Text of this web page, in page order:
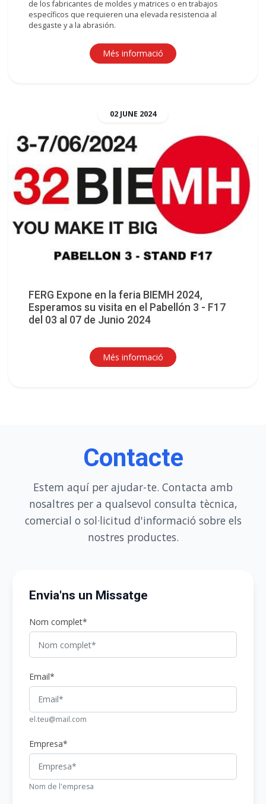
de los fabricantes de moldes y matrices o en trabajos
específicos que requieren una elevada resistencia al
desgaste y a la abrasión.
Més informació
02 JUNE 2024
FERG Expone en la feria BIEMH 2024,
Esperamos su visita en el Pabellón 3 - F17
del 03 al 07 de Junio 2024
Més informació
Contacte
Estem aquí per ajudar-te. Contacta amb
nosaltres per a qualsevol consulta tècnica,
comercial o sol·licitud d'informació sobre els
nostres productes.
Envia'ns un Missatge
Nom complet*
Email*
el.teu@mail.com
Empresa*
Nom de l'empresa